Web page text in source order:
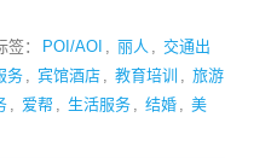
签： POI/AOI , 丽人 , 交通出
务 , 宾馆酒店 , 教育培训 , 旅游
, 爱帮 , 生活服务 , 结婚 , 美